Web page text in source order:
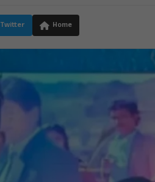
Twitter Home